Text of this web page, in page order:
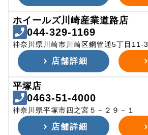
ホイールズ川崎産業道路店
044-329-1169
神奈川県川崎市川崎区鋼管通5丁目11-3
店舗詳細
平塚店
0463-51-4000
神奈川県平塚市四之宮５－２９－１
店舗詳細